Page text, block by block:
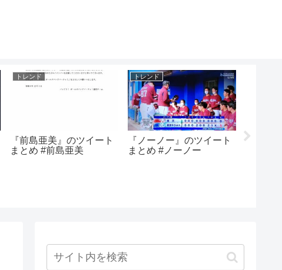
トレンド
『前島亜美』のツイート
まとめ #前島亜美
トレンド
『ノーノー』のツイート
まとめ #ノーノー
『明日